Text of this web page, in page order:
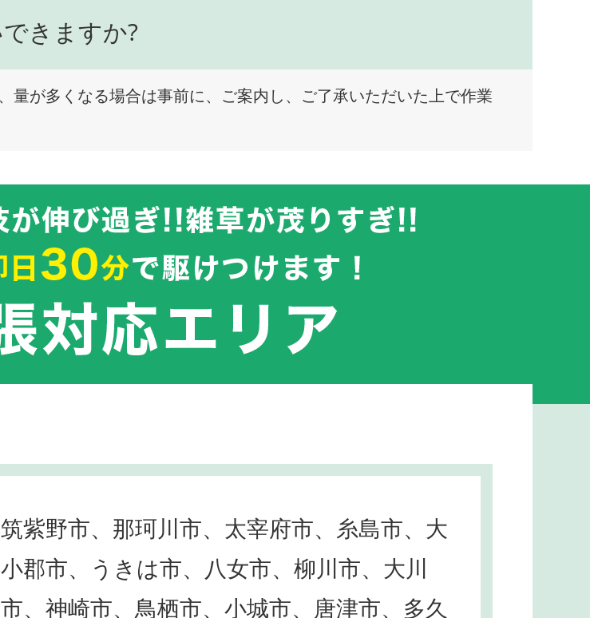
きますか?
量が多くなる場合は事前に、ご案内し、ご了承いただいた上で作業
紫野市、那珂川市、太宰府市、糸島市、大
郡市、うきは市、八女市、柳川市、大川
、神崎市、鳥栖市、小城市、唐津市、多久